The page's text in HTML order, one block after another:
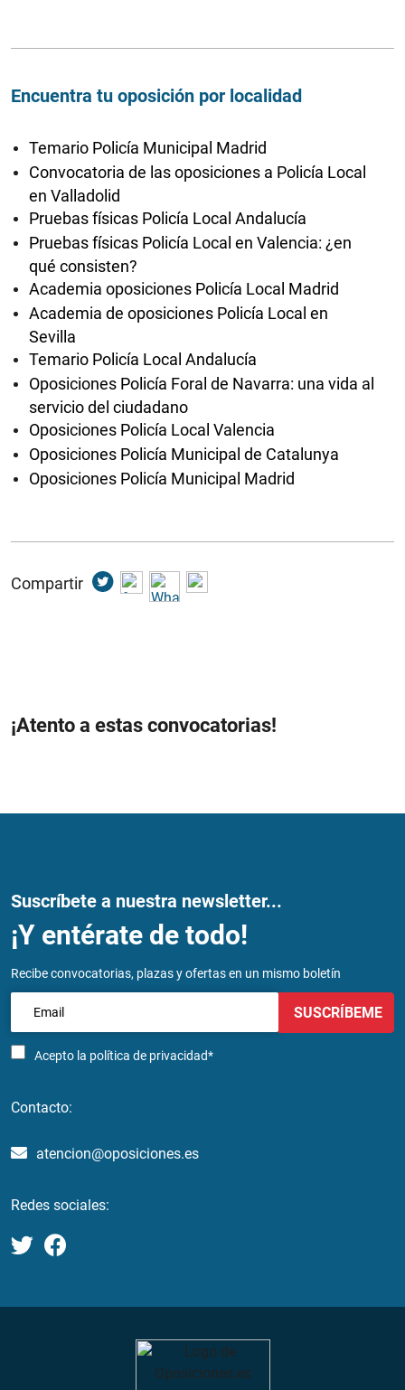
Encuentra tu oposición por localidad
Temario Policía Municipal Madrid
Convocatoria de las oposiciones a Policía Local
en Valladolid
Pruebas físicas Policía Local Andalucía
Pruebas físicas Policía Local en Valencia: ¿en
qué consisten?
Academia oposiciones Policía Local Madrid
Academia de oposiciones Policía Local en
Sevilla
Temario Policía Local Andalucía
Oposiciones Policía Foral de Navarra: una vida al
servicio del ciudadano
Oposiciones Policía Local Valencia
Oposiciones Policía Municipal de Catalunya
Oposiciones Policía Municipal Madrid
Compartir
¡Atento a estas convocatorias!
Suscríbete a nuestra newsletter...
¡Y entérate de todo!
Recibe convocatorias, plazas y ofertas en un mismo boletín
Acepto la política de privacidad*
SUSCRÍBEME
Contacto:
atencion@oposiciones.es
Redes sociales: